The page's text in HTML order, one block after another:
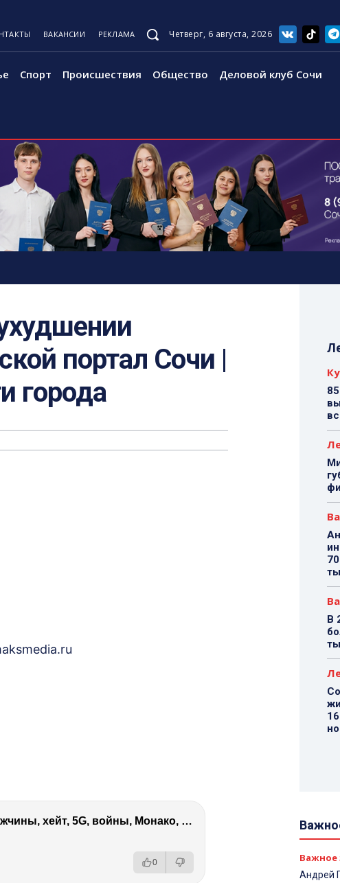
ВАКАНСИИ РЕКЛАМА Четверг, 6 августа, 2026
Спорт Происшествия Общество Деловой клуб Сочи
портал Сочи |
города
Виктория Боня – Эверест, P.Diddy, Ozempic, мужчины, хейт, 5G, войны, Монако, ДОМ-2, Трамп, Собчак
0
В
Важное
Андрей